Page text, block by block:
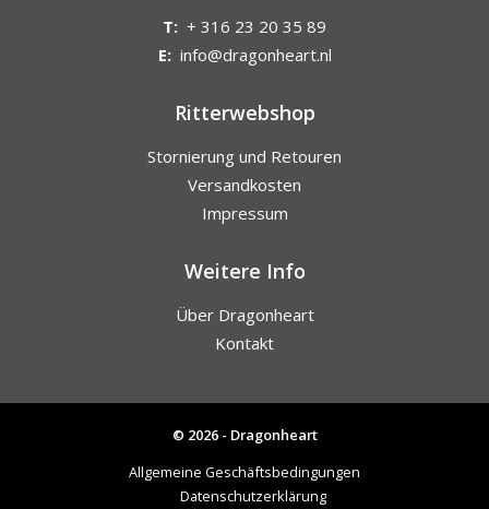
T: + 316 23 20 35 89
E: info@dragonheart.nl
Ritterwebshop
Stornierung und Retouren
Versandkosten
Impressum
Weitere Info
Über Dragonheart
Kontakt
© 2026 - Dragonheart
Allgemeine Geschäftsbedingungen
Datenschutzerklärung